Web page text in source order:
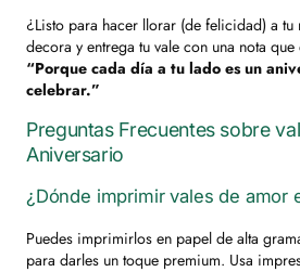
¿Listo para hacer llorar (de felicidad) a
decora y entrega tu vale con una nota
“Porque cada día a tu lado es un
celebrar.”
Preguntas Frecuentes sobre
Aniversario
¿Dónde imprimir vales de amor
Puedes imprimirlos en papel de alta
para darles un toque premium. Usa